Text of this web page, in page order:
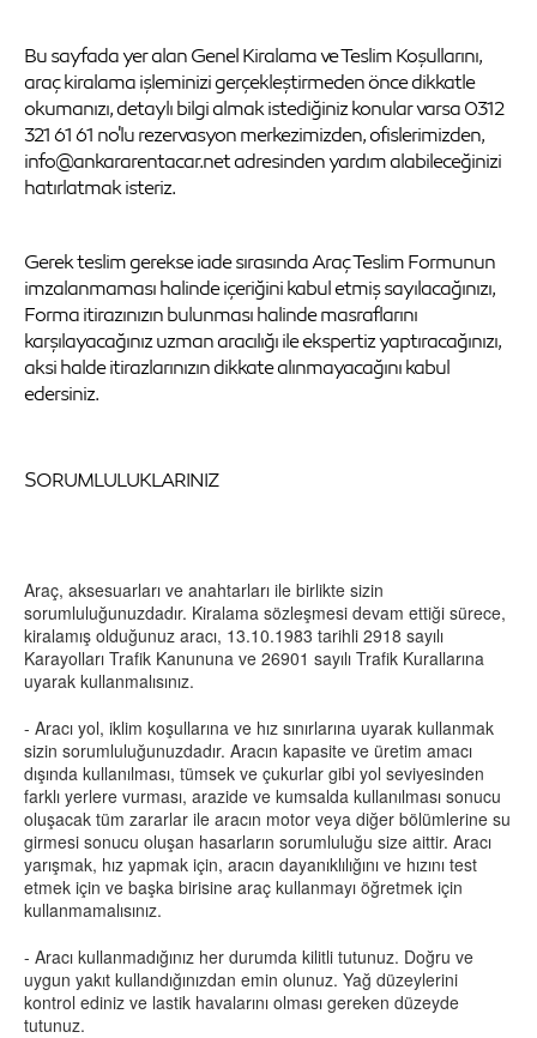
Bu sayfada yer alan Genel Kiralama ve Teslim Koşullarını,
araç kiralama işleminizi gerçekleştirmeden önce dikkatle
okumanızı, detaylı bilgi almak istediğiniz konular varsa 0312
321 61 61 no'lu rezervasyon merkezimizden, ofislerimizden,
info@ankararentacar.net adresinden yardım alabileceğinizi
hatırlatmak isteriz.
Gerek teslim gerekse iade sırasında Araç Teslim Formunun
imzalanmaması halinde içeriğini kabul etmiş sayılacağınızı,
Forma itirazınızın bulunması halinde masraflarını
karşılayacağınız uzman aracılığı ile ekspertiz yaptıracağınızı,
aksi halde itirazlarınızın dikkate alınmayacağını kabul
edersiniz.
SORUMLULUKLARINIZ
Araç, aksesuarları ve anahtarları ile birlikte sizin
sorumluluğunuzdadır. Kiralama sözleşmesi devam ettiği sürece,
kiralamış olduğunuz aracı, 13.10.1983 tarihli 2918 sayılı
Karayolları Trafik Kanununa ve 26901 sayılı Trafik Kurallarına
uyarak kullanmalısınız.
- Aracı yol, iklim koşullarına ve hız sınırlarına uyarak kullanmak
sizin sorumluluğunuzdadır. Aracın kapasite ve üretim amacı
dışında kullanılması, tümsek ve çukurlar gibi yol seviyesinden
farklı yerlere vurması, arazide ve kumsalda kullanılması sonucu
oluşacak tüm zararlar ile aracın motor veya diğer bölümlerine su
girmesi sonucu oluşan hasarların sorumluluğu size aittir. Aracı
yarışmak, hız yapmak için, aracın dayanıklılığını ve hızını test
etmek için ve başka birisine araç kullanmayı öğretmek için
kullanmamalısınız.
- Aracı kullanmadığınız her durumda kilitli tutunuz. Doğru ve
uygun yakıt kullandığınızdan emin olunuz. Yağ düzeylerini
kontrol ediniz ve lastik havalarını olması gereken düzeyde
tutunuz.